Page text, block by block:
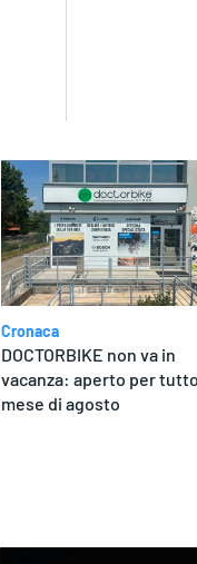
Cronaca
DOCTORBIKE non va in
vacanza: aperto per
mese di agosto